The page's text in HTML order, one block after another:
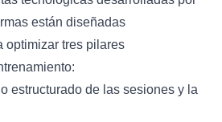
están diseñadas
optimizar tres pilares
estructurado de las sesiones y la